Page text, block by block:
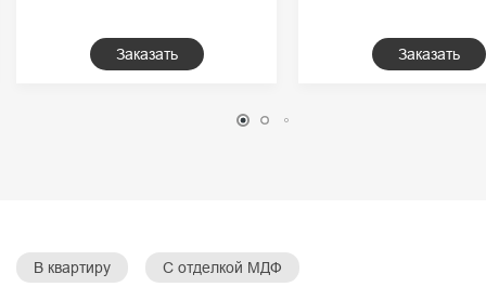
Заказать Заказать
В квартиру С отделкой МДФ